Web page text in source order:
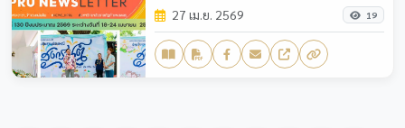
27 เม.ย. 2569 19